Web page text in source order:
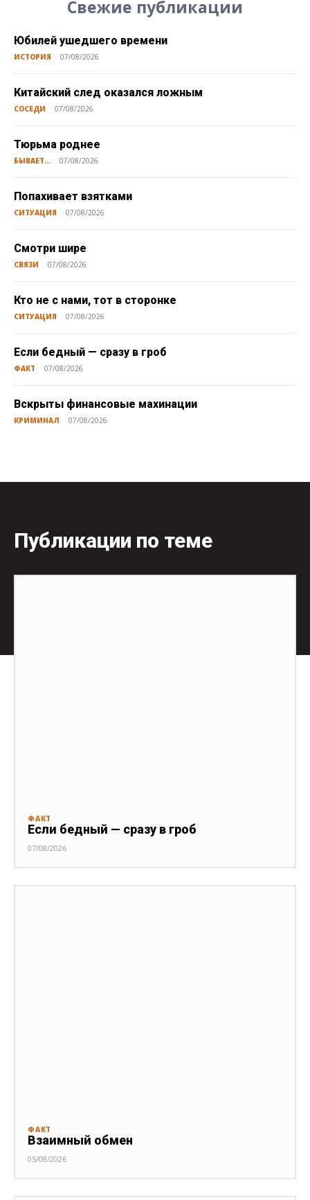
Свежие публикации
Юбилей ушедшего времени
ИСТОРИЯ 07/08/2026
Китайский след оказался ложным
СОСЕДИ 07/08/2026
Тюрьма роднее
БЫВАЕТ... 07/08/2026
Попахивает взятками
СИТУАЦИЯ 07/08/2026
Смотри шире
СВЯЗИ 07/08/2026
Кто не с нами, тот в сторонке
СИТУАЦИЯ 07/08/2026
Если бедный — сразу в гроб
ФАКТ 07/08/2026
Вскрыты финансовые махинации
КРИМИНАЛ 07/08/2026
Публикации по теме
ФАКТ
Если бедный — сразу в гроб
07/08/2026
ФАКТ
Взаимный обмен
05/08/2026